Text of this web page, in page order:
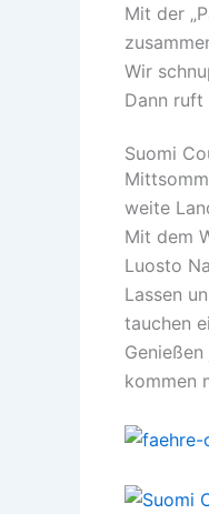
Mit der
Wir
Dann ruft
Suomi
weite
Mit dem
Luosto
Lassen
tauchen
kommen